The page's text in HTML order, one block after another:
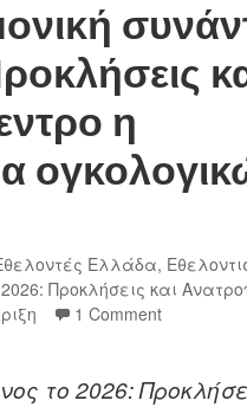
η
Ελλάδα,
Προκλήσεις και
1 Comment
το 2026: